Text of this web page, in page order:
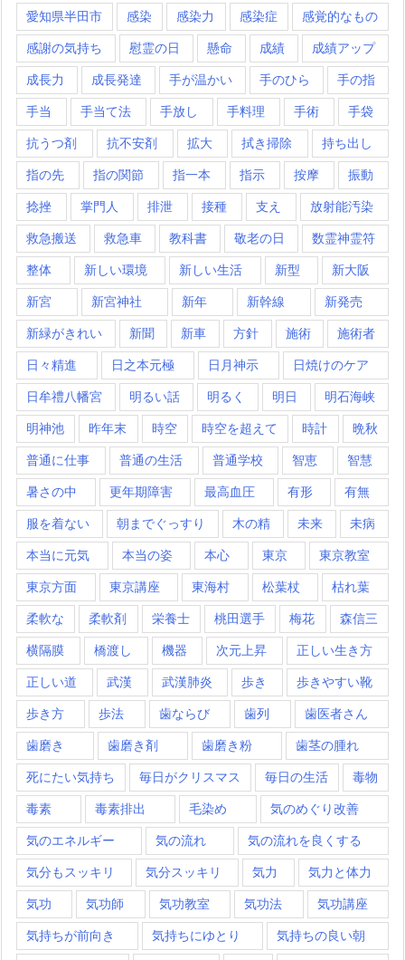
愛知県半田市 感染 感染力 感染症 感覚的なもの
感謝の気持ち 慰霊の日 懸命 成績 成績アップ
成長力 成長発達 手が温かい 手のひら 手の指
手当 手当て法 手放し 手料理 手術 手袋
抗うつ剤 抗不安剤 拡大 拭き掃除 持ち出し
指の先 指の関節 指一本 指示 按摩 振動
捻挫 掌門人 排泄 接種 支え 放射能汚染
救急搬送 救急車 教科書 敬老の日 数霊神霊符
整体 新しい環境 新しい生活 新型 新大阪
新宮 新宮神社 新年 新幹線 新発売
新緑がきれい 新聞 新車 方針 施術 施術者
日々精進 日之本元極 日月神示 日焼けのケア
日牟禮八幡宮 明るい話 明るく 明日 明石海峡
明神池 昨年末 時空 時空を超えて 時計 晩秋
普通に仕事 普通の生活 普通学校 智恵 智慧
暑さの中 更年期障害 最高血圧 有形 有無
服を着ない 朝までぐっすり 木の精 未来 未病
本当に元気 本当の姿 本心 東京 東京教室
東京方面 東京講座 東海村 松葉杖 枯れ葉
柔軟な 柔軟剤 栄養士 桃田選手 梅花 森信三
横隔膜 橋渡し 機器 次元上昇 正しい生き方
正しい道 武漢 武漢肺炎 歩き 歩きやすい靴
歩き方 歩法 歯ならび 歯列 歯医者さん
歯磨き 歯磨き剤 歯磨き粉 歯茎の腫れ
死にたい気持ち 毎日がクリスマス 毎日の生活 毒物
毒素 毒素排出 毛染め 気のめぐり改善
気のエネルギー 気の流れ 気の流れを良くする
気分もスッキリ 気分スッキリ 気力 気力と体力
気功 気功師 気功教室 気功法 気功講座
気持ちが前向き 気持ちにゆとり 気持ちの良い朝